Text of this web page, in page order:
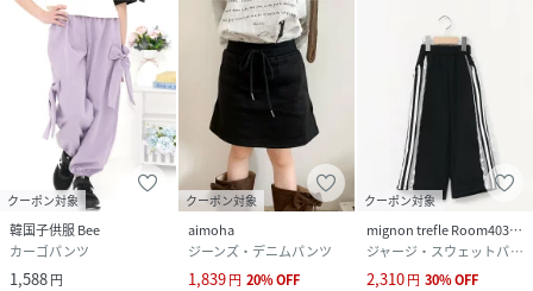
クーポン対象
韓国子供服 Bee
カーゴパンツ
1,588円
クーポン対象
aimoha
ジーンズ・デニムパンツ
1,839円 20%OFF
クーポン対象
mignon trefle Room403 selected
ジャージ・スウェットパンツ
2,310円 30%OFF